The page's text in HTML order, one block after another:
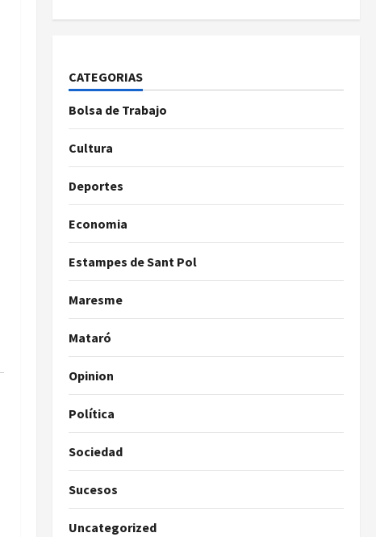
CATEGORIAS
Bolsa de Trabajo
Cultura
Deportes
Economia
Estampes de Sant Pol
Maresme
Mataró
Opinion
Política
Sociedad
Sucesos
Uncategorized